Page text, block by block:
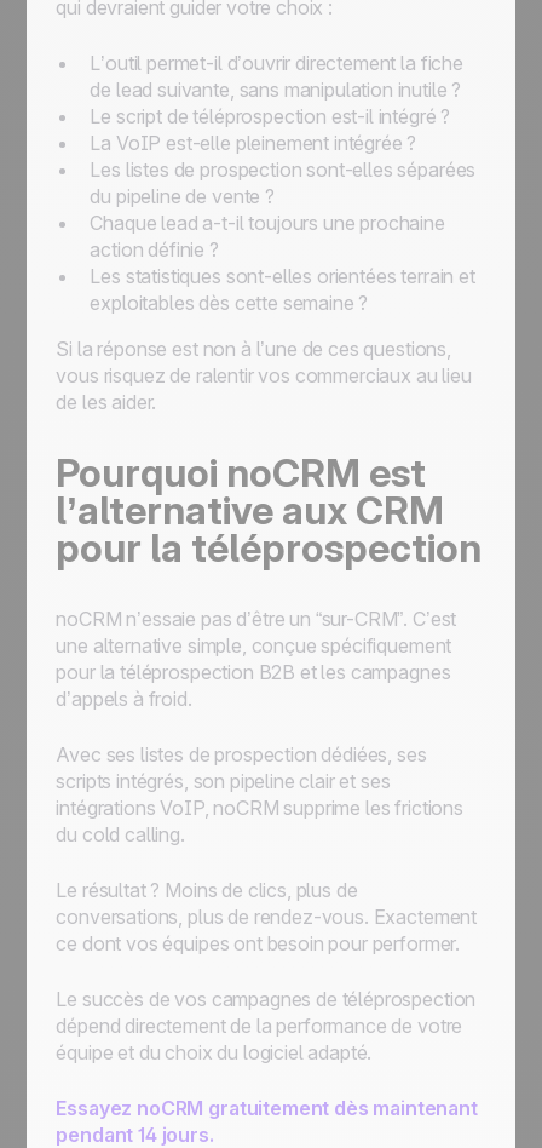
qui devraient guider votre choix :
L’outil permet-il d’ouvrir directement la fiche
de lead suivante, sans manipulation inutile ?
Le script de téléprospection est-il intégré ?
La VoIP est-elle pleinement intégrée ?
Les listes de prospection sont-elles séparées
du pipeline de vente ?
Chaque lead a-t-il toujours une prochaine
action définie ?
Les statistiques sont-elles orientées terrain et
exploitables dès cette semaine ?
Si la réponse est non à l’une de ces questions,
vous risquez de ralentir vos commerciaux au lieu
de les aider.
Pourquoi noCRM est
l’alternative aux CRM
pour la téléprospection
noCRM n’essaie pas d’être un “sur-CRM”. C’est
une alternative simple, conçue spécifiquement
pour la téléprospection B2B et les campagnes
d’appels à froid.
Avec ses listes de prospection dédiées, ses
scripts intégrés, son pipeline clair et ses
intégrations VoIP, noCRM supprime les frictions
du cold calling.
Le résultat ? Moins de clics, plus de
conversations, plus de rendez-vous. Exactement
ce dont vos équipes ont besoin pour performer.
Le succès de vos campagnes de téléprospection
dépend directement de la performance de votre
équipe et du choix du logiciel adapté.
Essayez noCRM gratuitement dès maintenant
pendant 14 jours.